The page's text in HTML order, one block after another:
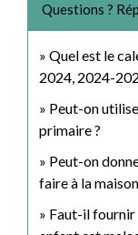
Questions ?
Quel est le
2024, 2024-
Peut-on
primaire ?
Peut-on
faire à la
Faut-il fournir